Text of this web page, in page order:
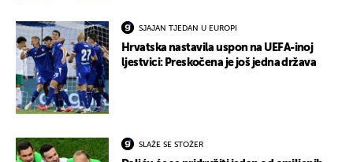
SJAJAN TJEDAN U EUROPI
Hrvatska nastavila uspon na UEFA-inoj
ljestvici: Preskočena je još jedna država
SLAŽE SE STOŽER